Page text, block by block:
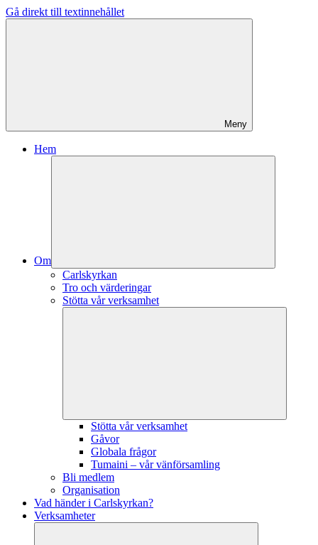
Gå direkt till textinnehållet
Meny
Hem
Om
Carlskyrkan
Tro och värderingar
Stötta vår verksamhet
Stötta vår verksamhet
Gåvor
Globala frågor
Tumaini – vår vänförsamling
Bli medlem
Organisation
Vad händer i Carlskyrkan?
Verksamheter